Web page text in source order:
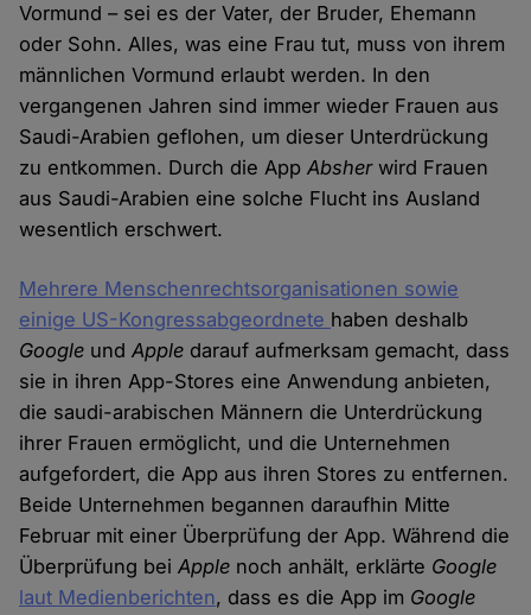
Vormund – sei es der Vater, der Bruder, Ehemann
oder Sohn. Alles, was eine Frau tut, muss von ihrem
männlichen Vormund erlaubt werden. In den
vergangenen Jahren sind immer wieder Frauen aus
Saudi-Arabien geflohen, um dieser Unterdrückung
zu entkommen. Durch die AppAbsherwird Frauen
aus Saudi-Arabien eine solche Flucht ins Ausland
wesentlich erschwert.
Mehrere Menschenrechtsorganisationen sowie
einige US-Kongressabgeordnete haben deshalb
Google undApple darauf aufmerksam gemacht, dass
sie in ihren App-Stores eine Anwendung anbieten,
die saudi-arabischen Männern die Unterdrückung
ihrer Frauen ermöglicht, und die Unternehmen
aufgefordert, die App aus ihren Stores zu entfernen.
Beide Unternehmen begannen daraufhin Mitte
Februar mit einer Überprüfung der App. Während die
Überprüfung beiApple noch anhält, erklärte Google
laut Medienberichten, dass es die App im Google